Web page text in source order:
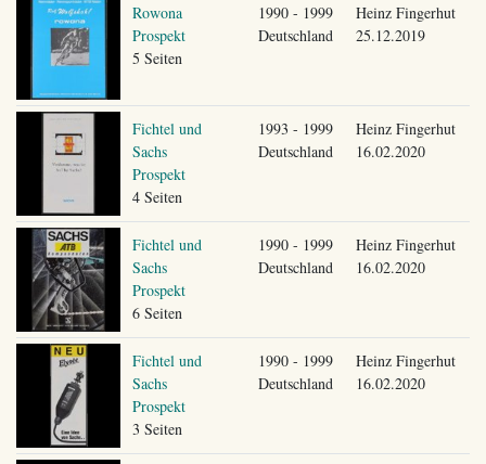
Rowona
Prospekt
5 Seiten
1990 - 1999
Deutschland
Heinz Fingerhut
25.12.2019
Fichtel und
Sachs
Prospekt
4 Seiten
1993 - 1999
Deutschland
Heinz Fingerhut
16.02.2020
Fichtel und
Sachs
Prospekt
6 Seiten
1990 - 1999
Deutschland
Heinz Fingerhut
16.02.2020
Fichtel und
Sachs
Prospekt
3 Seiten
1990 - 1999
Deutschland
Heinz Fingerhut
16.02.2020